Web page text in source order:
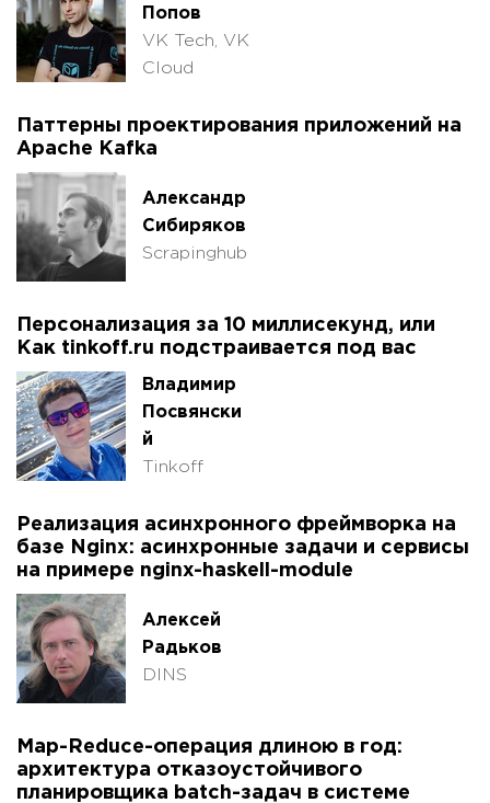
Попов
VK Tech, VK
Cloud
Паттерны проектирования приложений на
Apache Kafka
Александр
Сибиряков
Scrapinghub
Персонализация за 10 миллисекунд, или
Как tinkoff.ru подстраивается под вас
Владимир
Посвянски
й
Tinkoff
Реализация асинхронного фреймворка на
базе Nginx: асинхронные задачи и сервисы
на примере nginx-haskell-module
Алексей
Радьков
DINS
Map-Reduce-операция длиною в год:
архитектура отказоустойчивого
планировщика batch-задач в системе